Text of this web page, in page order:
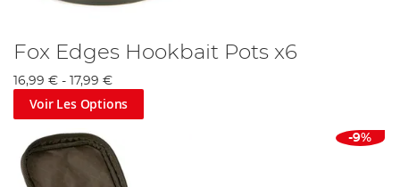
Fox Edges Hookbait Pots x6
16,99 € - 17,99 €
Voir Les Options
-9%